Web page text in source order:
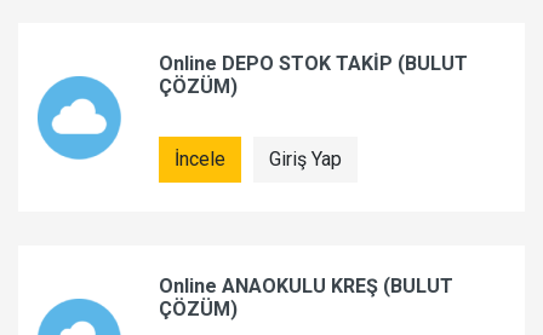
Online DEPO STOK TAKİP (BULUT
ÇÖZÜM)
İncele Giriş Yap
Online ANAOKULU KREŞ (BULUT
ÇÖZÜM)